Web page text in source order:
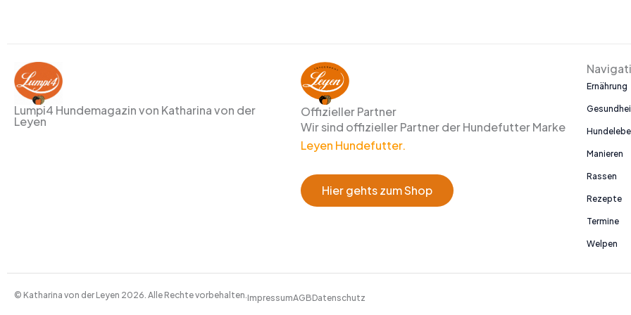
Lumpi4 Hundemagazin von Katharina von der
Leyen
Offizieller Partner
Wir sind offizieller Partner der Hundefutter Marke
Leyen Hundefutter.
Hier gehts zum Shop
Ernährung
Manieren
Rassen
Rezepte
Termine
Welpen
© Katharina von der Leyen 2026. Alle Rechte vorbehalten.ImpressumAGBDatenschutz